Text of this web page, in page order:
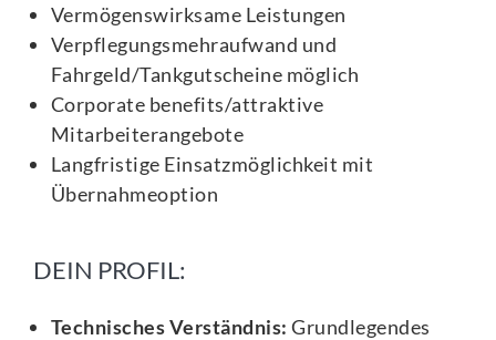
Vermögenswirksame Leistungen
Verpflegungsmehraufwand und
Fahrgeld/Tankgutscheine möglich
Corporate benefits/attraktive
Mitarbeiterangebote
Langfristige Einsatzmöglichkeit mit
Übernahmeoption
DEIN PROFIL:
Technisches Verständnis: Grundlegendes